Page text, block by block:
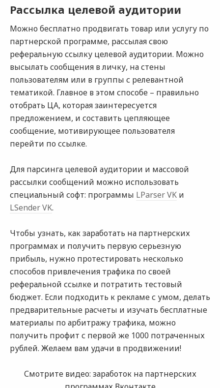
Рассылка целевой аудитории
Можно бесплатно продвигать товар или услугу по
партнерской программе, рассылая свою
реферальную ссылку целевой аудитории. Можно
высылать сообщения в личку, на стены
пользователям или в группы с релевантной
тематикой. Главное в этом способе – правильно
отобрать ЦА, которая заинтересуется
предложением, и составить цепляющее
сообщение, мотивирующее пользователя
перейти по ссылке.
Для парсинга целевой аудитории и массовой
рассылки сообщений можно использовать
специальный софт: программы LParser VK и
LSender VK.
Чтобы узнать, как заработать на партнерских
программах и получить первую серьезную
прибыль, нужно протестировать несколько
способов привлечения трафика по своей
реферальной ссылке и потратить тестовый
бюджет. Если подходить к рекламе с умом, делать
предварительные расчеты и изучать бесплатные
материалы по арбитражу трафика, можно
получить профит с первой же 1000 потраченных
рублей. Желаем вам удачи в продвижении!
Смотрите видео: заработок на партнерских